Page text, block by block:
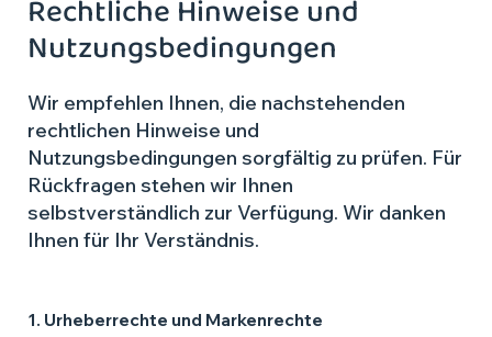
Rechtliche Hinweise und
Nutzungsbedingungen
Wir empfehlen Ihnen, die nachstehenden
rechtlichen Hinweise und
Nutzungsbedingungen sorgfältig zu prüfen. Für
Rückfragen stehen wir Ihnen
selbstverständlich zur Verfügung. Wir danken
Ihnen für Ihr Verständnis.
1. Urheberrechte und Markenrechte